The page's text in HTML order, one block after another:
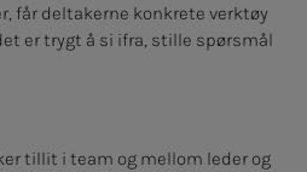
får deltakerne konkrete verktøy
er trygt å si ifra, stille spørsmål
tillit i team og mellom leder og